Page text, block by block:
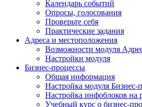
Календарь событий
Опросы, голосования
Проверьте себя
Практические задания
Адреса и местоположения
Возможности модуля
Настройки модуля
Бизнес-процессы
Общая информация
Настройка модуля Бизнес-
Настройка инфоблоков на
Учебный курс о бизнес-